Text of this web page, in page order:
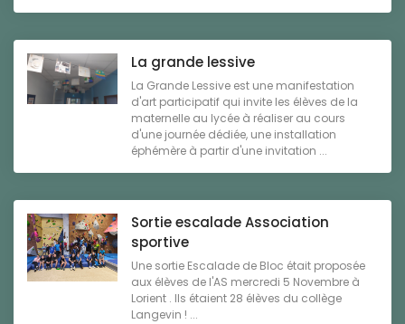
La grande lessive
La Grande Lessive est une manifestation
d'art participatif qui invite les élèves de la
maternelle au lycée à réaliser au cours
d'une journée dédiée, une installation
éphémère à partir d'une invitation ...
Sortie escalade Association
sportive
Une sortie Escalade de Bloc était proposée
aux élèves de l'AS mercredi 5 Novembre à
Lorient . Ils étaient 28 élèves du collège
Langevin ! ...